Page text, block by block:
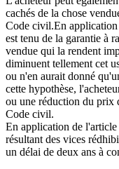
cachés de la chose
Code civil.En
est tenu de la garantie à
vendue qui la rendent
diminuent tellement cet
ou n'en aurait donné
cette hypothèse,
ou une réduction du prix
Code civil.
En application de
résultant des vices
un délai de deux ans à